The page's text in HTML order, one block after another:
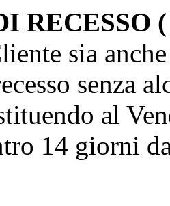
RECESSO
sia
senza
al
14 giorni